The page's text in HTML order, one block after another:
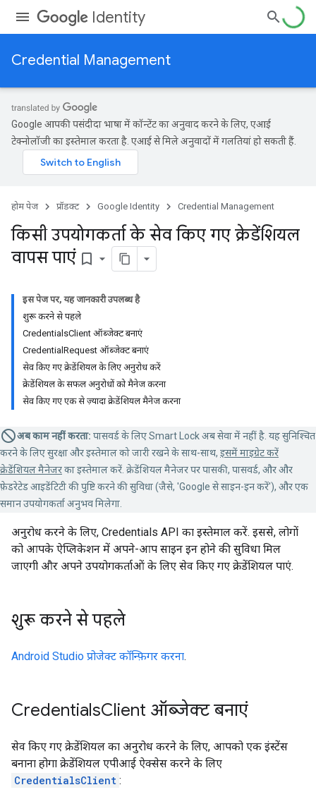
Identity
Credential Management
Google आपकी पसंदीदा भाषा में कॉन्टेंट का अनुवाद करने के लिए, एआई
टेक्नोलॉजी का इस्तेमाल करता है. एआई से मिले अनुवादों में गलतियां हो सकती हैं.
होम पेज प्रॉडक्ट Google Identity Credential Management
किसी उपयोगकर्ता के सेव किए गए क्रेडेंशियल
वापस पाएं bookmark_border
इस पेज पर, यह जानकारी उपलब्ध है
शुरू करने से पहले
CredentialsClient ऑब्जेक्ट बनाएं
CredentialRequest ऑब्जेक्ट बनाएं
सेव किए गए क्रेडेंशियल के लिए अनुरोध करें
क्रेडेंशियल के सफल अनुरोधों को मैनेज करना
सेव किए गए एक से ज़्यादा क्रेडेंशियल मैनेज करना
अब काम नहीं करता: पासवर्ड के लिए Smart Lock अब सेवा में नहीं है. यह सुनिश्चित
करने के लिए सुरक्षा और इस्तेमाल को जारी रखने के साथ-साथ, इसमें माइग्रेट करें
क्रेडेंशियल मैनेजरका इस्तेमाल करें. क्रेडेंशियल मैनेजर पर पासकी, पासवर्ड, और और
फ़ेडरेटेड आइडेंटिटी की पुष्टि करने की सुविधा (जैसे, 'Google से साइन-इन करें'), और एक
समान उपयोगकर्ता अनुभव मिलेगा.
अनुरोध करने के लिए, Credentials API का इस्तेमाल करें. इससे, लोगों
को आपके ऐप्लिकेशन में अपने-आप साइन इन होने की सुविधा मिल
जाएगी और अपने उपयोगकर्ताओं के लिए सेव किए गए क्रेडेंशियल पाएं.
शुरू करने से पहले
Android Studio प्रोजेक्ट कॉन्फ़िगर करना.
CredentialsClient ऑब्जेक्ट बनाएं
सेव किए गए क्रेडेंशियल का अनुरोध करने के लिए, आपको एक इंस्टेंस
बनाना होगा क्रेडेंशियल एपीआई ऐक्सेस करने के लिए
CredentialsClient :